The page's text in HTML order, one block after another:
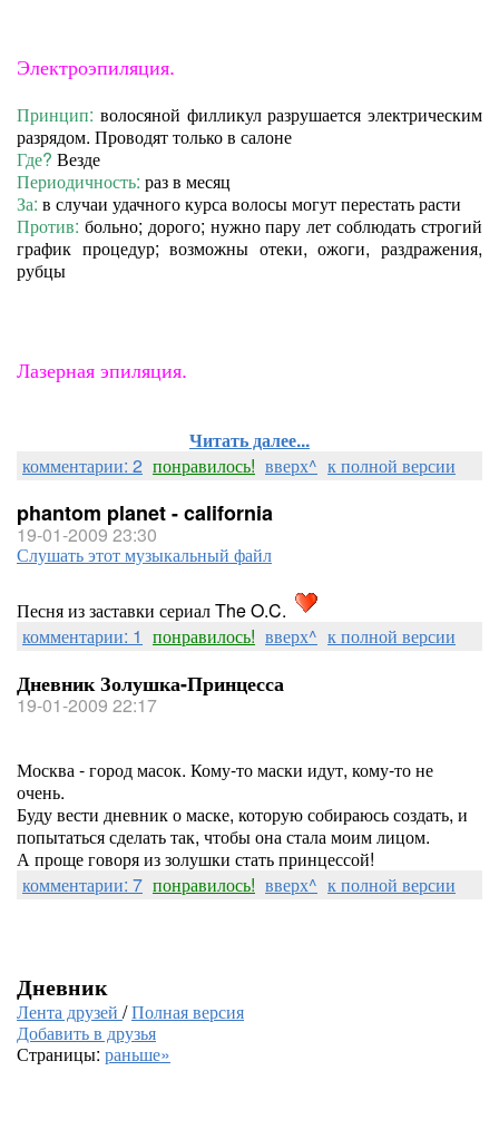
Электроэпиляция.
Принцип: волосяной филликул разрушается электрическим
разрядом. Проводят только в салоне
Где? Везде
Периодичность: раз в месяц
За: в случаи удачного курса волосы могут перестать расти
Против: больно; дорого; нужно пару лет соблюдать строгий
график процедур; возможны отеки, ожоги, раздражения,
рубцы
Лазерная эпиляция.
Читать далее...
комментарии: 2 понравилось! вверх^ к полной версии
phantom planet - california
19-01-2009 23:30
Слушать этот музыкальный файл
Песня из заставки сериал The O.C.
комментарии: 1 понравилось! вверх^ к полной версии
Дневник Золушка-Принцесса
19-01-2009 22:17
Москва - город масок. Кому-то маски идут, кому-то не
очень.
Буду вести дневник о маске, которую собираюсь создать, и
попытаться сделать так, чтобы она стала моим лицом.
А проще говоря из золушки стать принцессой!
комментарии: 7 понравилось! вверх^ к полной версии
Дневник
Лента друзей /Полная версия
Добавить в друзья
Страницы: раньше»